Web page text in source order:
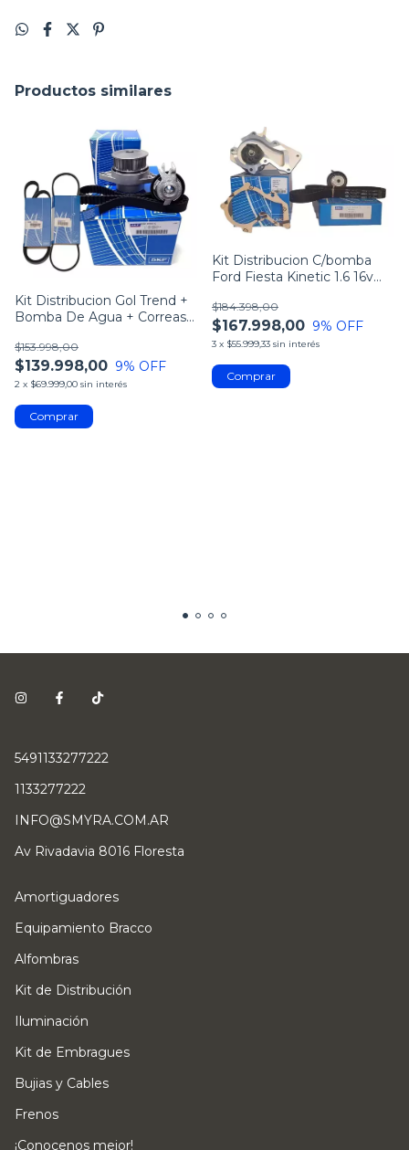
Productos similares
Kit Distribucion Gol Trend +
Bomba De Agua + Correas
$139.998,00
$153.998,00
9% OFF
2 x $69.999,00 sin interés
Kit Distribucion C/bomba
Ford Fiesta Kinetic 1.6 16v
$167.998,00
$184.398,00
9% OFF
3 x $55.999,33 sin interés
5491133277222
1133277222
INFO@SMYRA.COM.AR
Av Rivadavia 8016 Floresta
Amortiguadores
Equipamiento Bracco
Alfombras
Kit de Distribución
Iluminación
Kit de Embragues
Bujias y Cables
Frenos
¡Conocenos mejor!